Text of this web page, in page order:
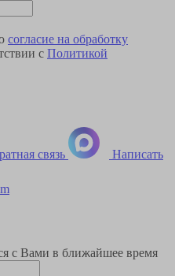
согласие на обработку
с Политикой
связь Написать
с Вами в ближайшее время